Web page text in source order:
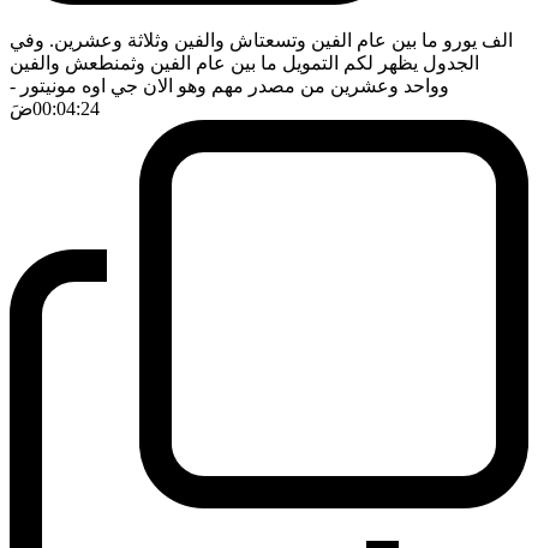
الف يورو ما بين عام الفين وتسعتاش والفين وثلاثة وعشرين. وفي
الجدول يظهر لكم التمويل ما بين عام الفين وثمنطعش والفين
وواحد وعشرين من مصدر مهم وهو الان جي اوه مونيتور -
00:04:24ضَ